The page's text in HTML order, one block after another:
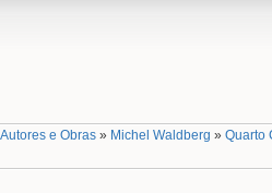
Autores e Obras » Michel Waldberg »Quarto